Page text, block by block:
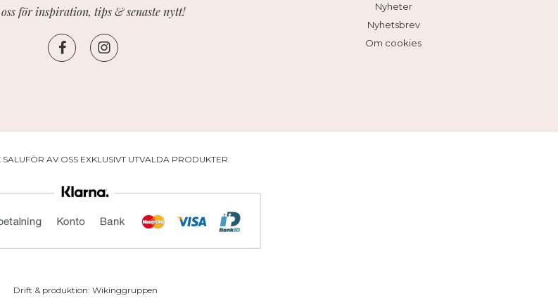
oss för inspiration, tips & senaste nytt!
Nyheter
Nyhetsbrev
Om cookies
AV OSS EXKLUSIVT UTVALDA PRODUKTER.
Drift & produktion: Wikinggruppen